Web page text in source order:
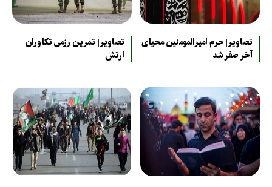
تصاویر| حرم امیرالمومنین محیای
آخر صفر شد
تصاویر| تمرین رزمی تکاوران
ارتش